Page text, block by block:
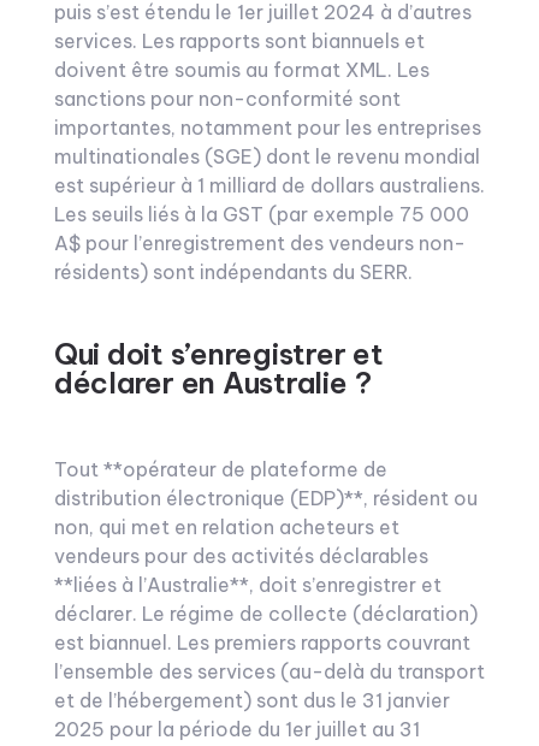
puis s’est étendu le 1er juillet 2024 à d’autres
services. Les rapports sont biannuels et
doivent être soumis au format XML. Les
sanctions pour non-conformité sont
importantes, notamment pour les entreprises
multinationales (SGE) dont le revenu mondial
est supérieur à 1 milliard de dollars australiens.
Les seuils liés à la GST (par exemple 75 000
A$ pour l’enregistrement des vendeurs non-
résidents) sont indépendants du SERR.
Qui doit s’enregistrer et
déclarer en Australie ?
Tout **opérateur de plateforme de
distribution électronique (EDP)**, résident ou
non, qui met en relation acheteurs et
vendeurs pour des activités déclarables
**liées à l’Australie**, doit s’enregistrer et
déclarer. Le régime de collecte (déclaration)
est biannuel. Les premiers rapports couvrant
l’ensemble des services (au-delà du transport
et de l’hébergement) sont dus le 31 janvier
2025 pour la période du 1er juillet au 31